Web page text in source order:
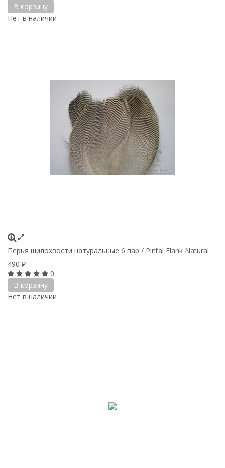
В корзину
Нет в наличии
Перья шилохвости натуральные 6 пар / Pintal Flank Natural
490 ₽
0
В корзину
Нет в наличии